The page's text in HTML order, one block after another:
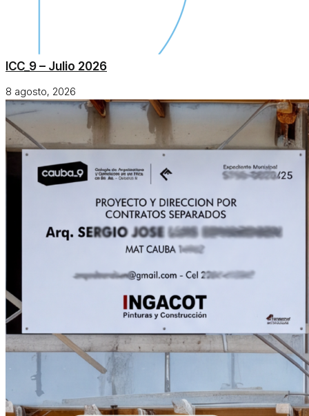
ICC_9 – Julio 2026
8 agosto, 2026